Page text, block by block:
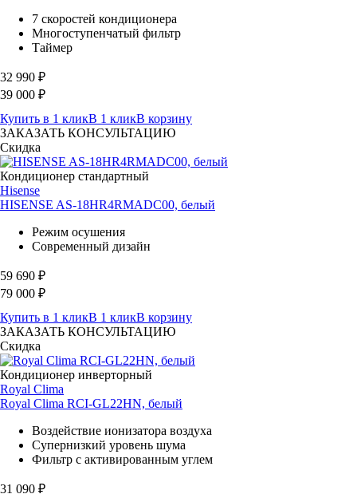
7 скоростей кондиционера
Многоступенчатый фильтр
Таймер
32 990 ₽
39 000 ₽
Купить в 1 кликВ 1 кликВ корзину
ЗАКАЗАТЬ КОНСУЛЬТАЦИЮ
Скидка
Кондиционер стандартный
Hisense
HISENSE AS-18HR4RMADC00, белый
Режим осушения
Современный дизайн
59 690 ₽
79 000 ₽
Купить в 1 кликВ 1 кликВ корзину
ЗАКАЗАТЬ КОНСУЛЬТАЦИЮ
Скидка
Кондиционер инверторный
Royal Clima
Royal Clima RCI-GL22HN, белый
Воздействие ионизатора воздуха
Супернизкий уровень шума
Фильтр с активированным углем
31 090 ₽